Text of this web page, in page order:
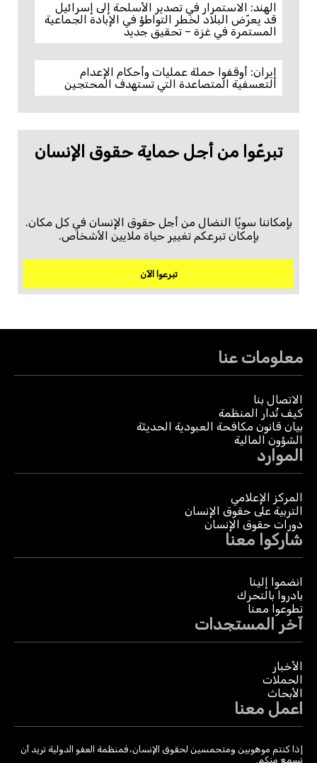
الهند: الاستمرار في تصدير الأسلحة إلى إسرائيل
قد يعرّض البلاد لخطر التواطؤ في الإبادة الجماعية
المستمرة في غزة – تحقيق جديد
إيران: أوقفوا حملة عمليات وأحكام الإعدام
التعسفية المتصاعدة التي تستهدف المحتجين
تبرعّوا من أجل حماية حقوق الإنسان
بإمكاننا سويًا النضال من أجل حقوق الإنسان في كل مكان.
بإمكان تبرعكم تغيير حياة ملايين الأشخاص.
تبرعوا الآن
معلومات عنا
الاتصال بنا
كيف تُدار المنظمة
بيان قانون مكافحة العبودية الحديثة
الشؤون المالية
الموارد
المركز الإعلامي
التربية على حقوق الإنسان
دورات حقوق الإنسان
شاركوا معنا
انضموا إلينا
بادروا بالتحرك
تطوعوا معنا
آخر المستجدات
الأخبار
الحملات
الأبحاث
اعمل معنا
إذا كنتم موهوبين ومتحمسين لحقوق الإنسان، فمنظمة العفو الدولية تريد أن
تسمع منكم.